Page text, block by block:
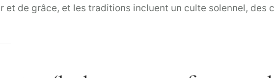
et de grâce, et les traditions incluent un culte solennel, des